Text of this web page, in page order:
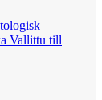
Vallittu till